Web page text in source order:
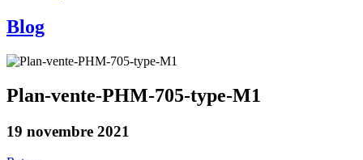
Blog
Plan-vente-PHM-705-type-M1
19 novembre 2021